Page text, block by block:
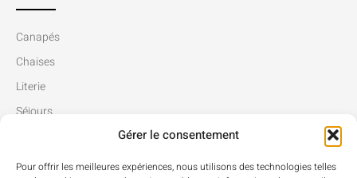
Gérer le consentement
Pour offrir les meilleures expériences, nous utilisons des technologies telles
Canapés
Chaises
Literie
Séjours